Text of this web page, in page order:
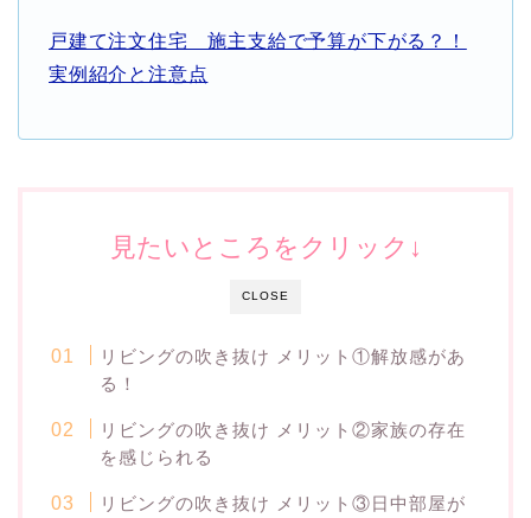
戸建て注文住宅 施主支給で予算が下がる？！
実例紹介と注意点
CLOSE
見たいところをクリック↓
リビングの吹き抜け メリット①解放感があ
る！
リビングの吹き抜け メリット②家族の存在
を感じられる
リビングの吹き抜け メリット③日中部屋が